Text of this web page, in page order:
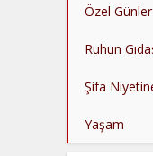
Özel Günler
Ruhun
Şifa
Yaşam